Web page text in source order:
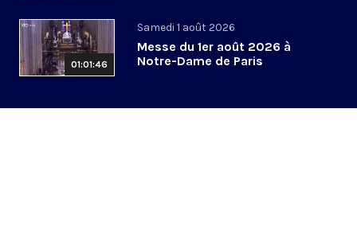
01:01:46
Samedi 1 août 2026
Messe du 1er août 2026 à
Notre-Dame de Paris